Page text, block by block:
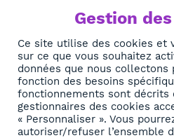
DIASPORA
REJOIGNEZ-NOUS
Gestion
Ce site utilise des cookies et
sur ce que vous souhaitez
données que nous collectons
fonction des besoins
fonctionnements sont décrits
gestionnaires des cookies
« Personnaliser ». Vous
autoriser/refuser l’ensemble